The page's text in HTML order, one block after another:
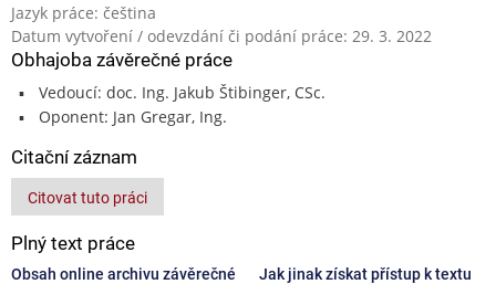
Jazyk práce: čeština
Datum vytvoření / odevzdání či podání práce: 29. 3. 2022
Obhajoba závěrečné práce
Vedoucí: doc. Ing. Jakub Štibinger, CSc.
Oponent: Jan Gregar, Ing.
Citační záznam
Citovat tuto práci
Plný text práce
Obsah online archivu závěrečné
Jak jinak získat přístup k textu